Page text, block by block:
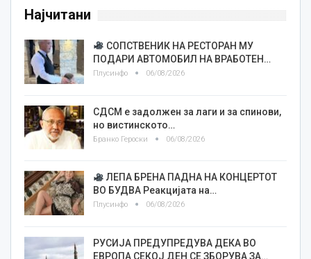
Најчитани
СОПСТВЕНИК НА РЕСТОРАН МУ
ПОДАРИ АВТОМОБИЛ НА ВРАБОТЕН…
Плусинфо 06/08/2026
СДСМ е задолжен за лаги и за спинови,
но вистинското…
Бранко Героски 06/08/2026
ЛЕПА БРЕНА ПАДНА НА КОНЦЕРТОТ
ВО БУДВА Реакцијата на…
Плусинфо 06/08/2026
РУСИЈА ПРЕДУПРЕДУВА ДЕКА ВО
ЕВРОПА СЕКОЈ ДЕН СЕ ЗБОРУВА ЗА…